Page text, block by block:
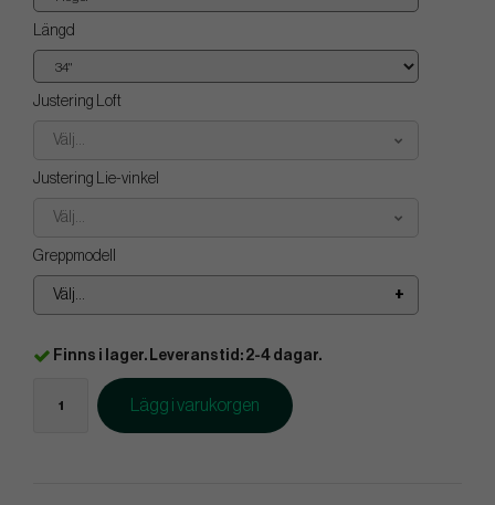
Längd
Justering Loft
Välj...
Justering Lie-vinkel
Välj...
Greppmodell
Välj...
Finns i lager. Leveranstid: 2-4 dagar.
Lägg i varukorgen